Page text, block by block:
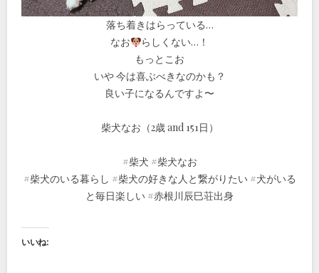
落ち着きはらっている…
なお
らしくない…！
もっとこお
いや 今は喜ぶべきなのかも？
良い子になるんですよ〜
柴犬なお（2歳 and 151日）
#柴犬 #柴犬なお
#柴犬のいる暮らし #柴犬の好きな人と繋がりたい #犬がいる
と毎日楽しい #赤根川辰巳荘出身
いいね: